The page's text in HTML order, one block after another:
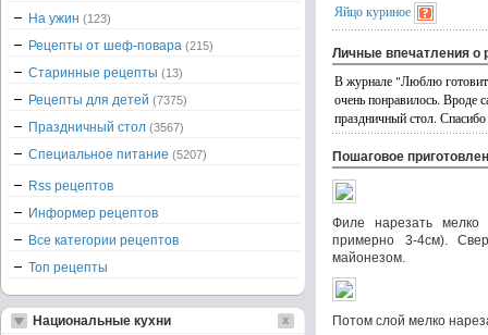
Яйцо куриное
Личные впечатления о
В журнале "Люблю
очень понравилось. Вроде
праздничный стол.
Пошаговое
Филе нарезать
примерно 3-4см).
майонезом.
Потом слой мелко
На ужин (123)
Рецепты от шеф-повара (215)
Старинные рецепты (13)
Рецепты для детей (7375)
Праздничный стол (3567)
Специальное питание (5207)
Rss рецептов
Информер рецептов
Все категории рецептов
Топ рецепты
Национальные кухни